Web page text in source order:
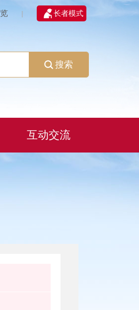
| 长者模式
搜索
互动交流